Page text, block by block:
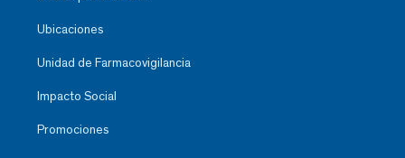
Ubicaciones
Unidad de Farmacovigilancia
Impacto Social
Promociones